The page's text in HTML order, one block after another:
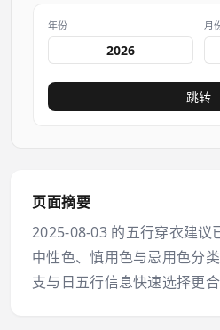
年份 月
跳转
页面摘要
2025-08-03 的五行穿衣建议
中性色、慎用色与忌用色分
支与日五行信息快速选择更